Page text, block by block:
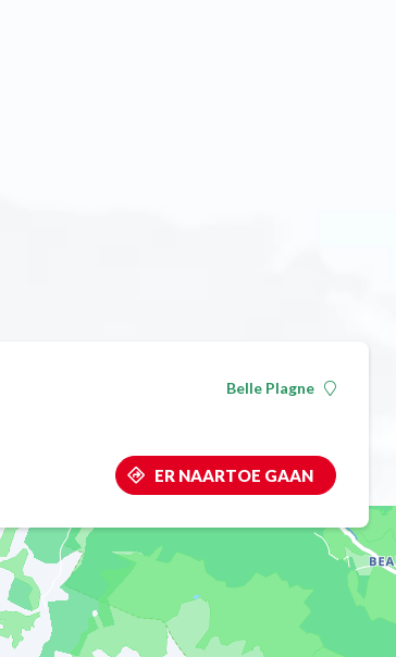
Belle Plagne
ER NAARTOE GAAN